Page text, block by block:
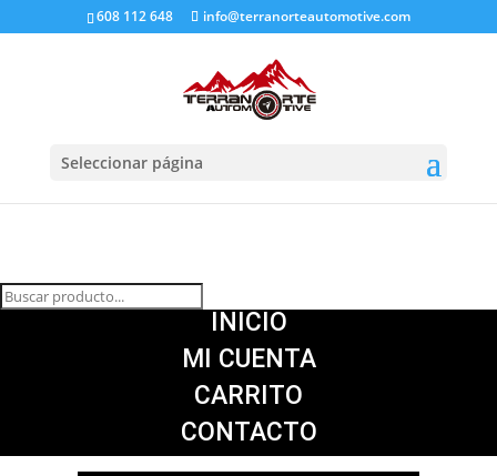
608 112 648 info@terranorteautomotive.com
Seleccionar página
INICIO
MI CUENTA
CARRITO
CONTACTO